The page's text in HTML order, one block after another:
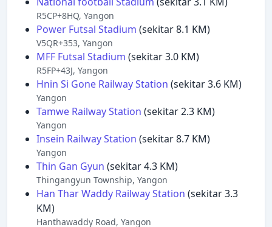
R5CP+8HQ, Yangon
Power Futsal Stadium (sekitar 8.1 KM)
V5QR+353, Yangon
MFF Futsal Stadium (sekitar 3.0 KM)
R5FP+43J, Yangon
Hnin Si Gone Railway Station (sekitar 3.6 KM)
Yangon
Tamwe Railway Station (sekitar 2.3 KM)
Yangon
Insein Railway Station (sekitar 8.7 KM)
Yangon
Thin Gan Gyun (sekitar 4.3 KM)
Thingangyun Township, Yangon
Han Thar Waddy Railway Station (sekitar 3.3
KM)
Hanthawaddy Road, Yangon